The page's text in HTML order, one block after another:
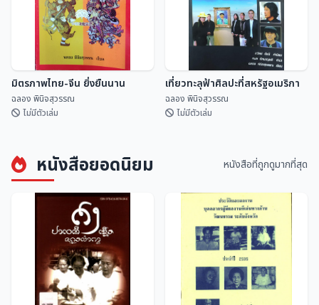
มิตรภาพไทย-จีน ยิ่งยืนนาน
มิตรภาพไทย-จีน ยิ่งยืนนาน
ฉลอง พินิจสุวรรณ
ไม่มีตัวเล่ม
เที่ยวทะลุฟ้าศิลปะที่สหรัฐอเมริกา
ฉลอง พินิจสุวรรณ
ไม่มีตัวเล่ม
หนังสือยอดนิยม หนังสือที่ถูกดูมากที่สุด